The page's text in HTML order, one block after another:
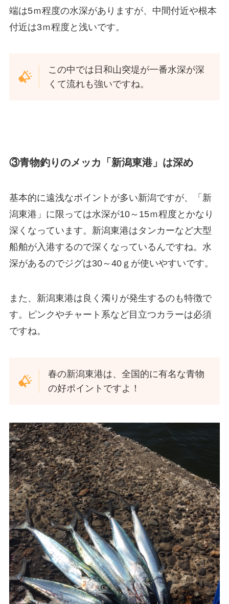
端は5ｍ程度の水深がありますが、中間付近や根本
付近は3ｍ程度と浅いです。
この中では日和山突堤が一番水深が深
くて流れも強いですね。
③青物釣りのメッカ「新潟東港」は深め
基本的に遠浅なポイントが多い新潟ですが、「新
潟東港」に限っては水深が10～15ｍ程度とかなり
深くなっています。新潟東港はタンカーなど大型
船舶が入港するので深くなっているんですね。水
深があるのでジグは30～40ｇが使いやすいです。
また、新潟東港は良く濁りが発生するのも特徴で
す。ピンクやチャート系など目立つカラーは必須
ですね。
春の新潟東港は、全国的に有名な青物
の好ポイントですよ！